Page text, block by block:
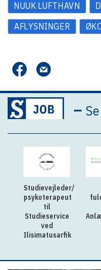
NUUK LUFTHAVN
AFLYSNINGER
–
Studievejleder/
psykoterapeut
til
Studieservice
ved
Ilisimatusarfik